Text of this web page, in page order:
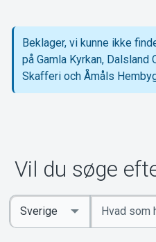
Om
Beklager, vi kunne ikke
på Gamla Kyrkan,
Skafferi och Åmåls
Vil du søge
Indtast
søgeord
Select
Country